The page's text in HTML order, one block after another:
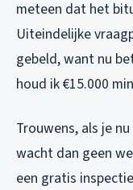
meteen dat het
Uiteindelijke
gebeld, want nu
houd ik €15.000
Trouwens, als je
wacht dan geen
een gratis